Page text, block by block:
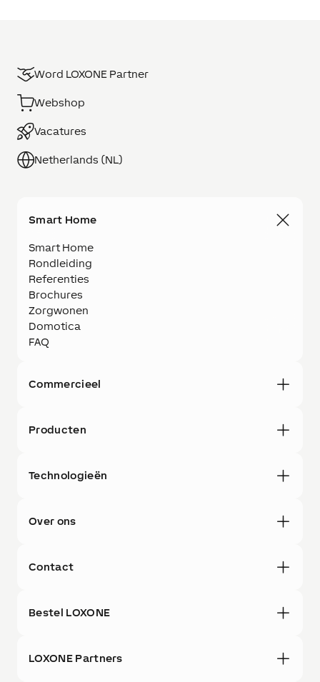
Word LOXONE Partner
Webshop
Vacatures
Netherlands (NL)
Smart Home
Smart Home
Rondleiding
Referenties
Brochures
Zorgwonen
Domotica
FAQ
Commercieel
Producten
Technologieën
Over ons
Contact
Bestel LOXONE
LOXONE Partners